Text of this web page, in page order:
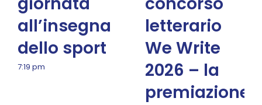
all’insegna
dello sport
7:19 pm
letterario
We Write
2026 – la
premiazione